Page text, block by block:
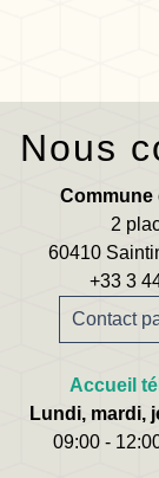
Nous
Commune
2
60410
+33 3
Contact
Accueil
Lundi, mardi,
09:00 -